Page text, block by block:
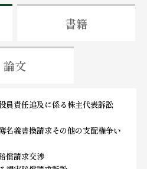
書籍
論文
員責任追及に係る株主代表訴訟
名義書換請求その他の支配権争い
償請求交渉